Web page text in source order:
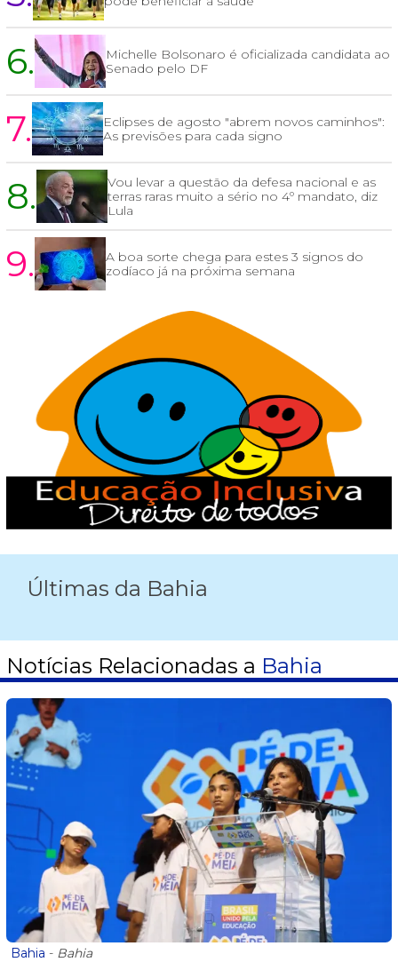
6.
Michelle Bolsonaro é oficializada candidata ao
Senado pelo DF
7.
Eclipses de agosto "abrem novos caminhos":
As previsões para cada signo
8.
Vou levar a questão da defesa nacional e as
terras raras muito a sério no 4º mandato, diz
Lula
9.
A boa sorte chega para estes 3 signos do
zodíaco já na próxima semana
Últimas da Bahia
Notícias Relacionadas a Bahia
Bahia - Bahia